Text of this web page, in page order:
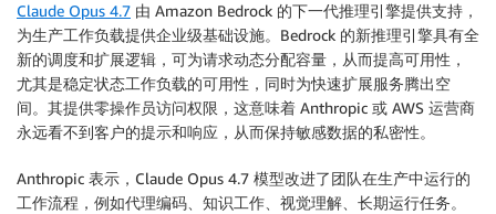
Claude Opus 4.7 由 Amazon Bedrock 的下一代推理引擎提供支持，
为生产工作负载提供企业级基础设施。Bedrock 的新推理引擎具有全
新的调度和扩展逻辑，可为请求动态分配容量，从而提高可用性，
尤其是稳定状态工作负载的可用性，同时为快速扩展服务腾出空
间。其提供零操作员访问权限，这意味着 Anthropic 或 AWS 运营商
永远看不到客户的提示和响应，从而保持敏感数据的私密性。
Anthropic 表示，Claude Opus 4.7 模型改进了团队在生产中运行的
工作流程，例如代理编码、知识工作、视觉理解、长期运行任务。